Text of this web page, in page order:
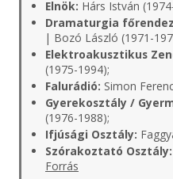
Elnök: Hárs István
Dramaturgia
| Bozó László (1971-
Elektroakusztikus
(1975-1994);
Falurádió: Simon
Gyerekosztály /
(1976-1988);
Ifjúsági Osztály:
Szórakoztató Osztály:
Forrás